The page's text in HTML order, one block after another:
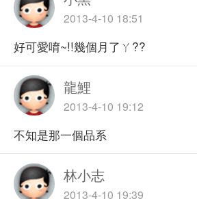
2013-4-10 18:51
好可愛唷~!!幾個月了ㄚ??
龍鯉
2013-4-10 19:12
不知是那一個品系
林小志
2013-4-10 19:39